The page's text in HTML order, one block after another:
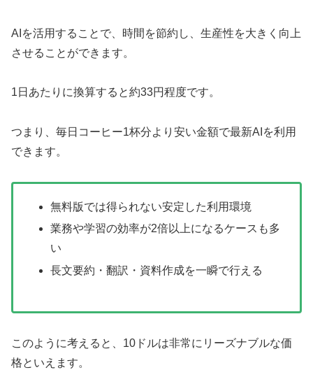
AIを活用することで、時間を節約し、生産性を大きく向上
させることができます。
1日あたりに換算すると約33円程度です。
つまり、毎日コーヒー1杯分より安い金額で最新AIを利用
できます。
無料版では得られない安定した利用環境
業務や学習の効率が2倍以上になるケースも多
い
長文要約・翻訳・資料作成を一瞬で行える
このように考えると、10ドルは非常にリーズナブルな価
格といえます。